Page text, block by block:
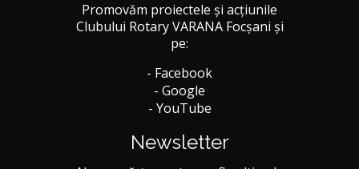
Promovăm proiectele și acțiunile
Clubului Rotary VARANA Focșani și
pe:
- Facebook
- Google
- YouTube
Newsletter